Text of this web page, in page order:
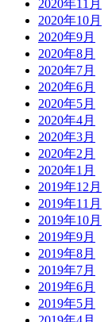
2020年11月
2020年10月
2020年9月
2020年8月
2020年7月
2020年6月
2020年5月
2020年4月
2020年3月
2020年2月
2020年1月
2019年12月
2019年11月
2019年10月
2019年9月
2019年8月
2019年7月
2019年6月
2019年5月